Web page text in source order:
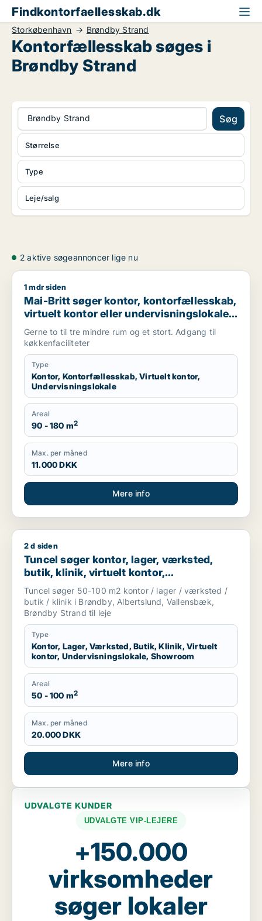
Findkontorfaellesskab.dk
Storkøbenhavn Brøndby Strand
Kontorfællesskab søges i
Brøndby Strand
Brøndby Strand Søg
Type
Leje/salg
Størrelse
2 aktive søgeannoncer lige nu
Mai-Britt søger kontor, kontorfællesskab, virtuelt kontor
1 mdr siden
Mai-Britt søger kontor, kontorfællesskab,
virtuelt kontor eller undervisningslokale
til leje i København SV, Valby eller
Brøndby m.fl.
Gerne to til tre mindre rum og et stort. Adgang til
køkkenfaciliteter
Type
Kontor, Kontorfællesskab, Virtuelt kontor,
Undervisningslokale
Areal
90 - 180 m2
Max. per måned
11.000 DKK
Mere info
Tuncel søger kontor, lager, værksted, butik, klinik, virtuelt
2 d siden
Tuncel søger kontor, lager, værksted,
butik, klinik, virtuelt kontor,
undervisningslokale eller showroom til
leje i Brøndby, Albertslund eller
Vallensbæk
Tuncel søger 50-100 m2 kontor / lager / værksted /
butik / klinik i Brøndby, Albertslund, Vallensbæk,
Brøndby Strand til leje
Type
Kontor, Lager, Værksted, Butik, Klinik, Virtuelt
kontor, Undervisningslokale, Showroom
Areal
50 - 100 m2
Max. per måned
20.000 DKK
Mere info
UDVALGTE KUNDER
UDVALGTE VIP-LEJERE
+150.000
virksomheder
søger lokaler